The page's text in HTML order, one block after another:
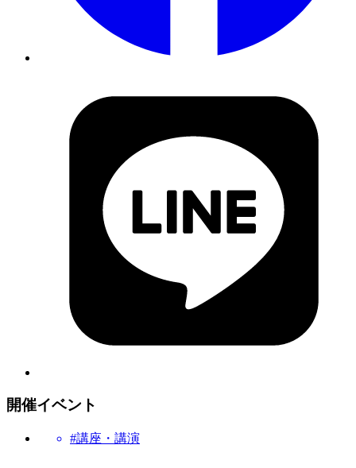
開催イベント
#講座・講演